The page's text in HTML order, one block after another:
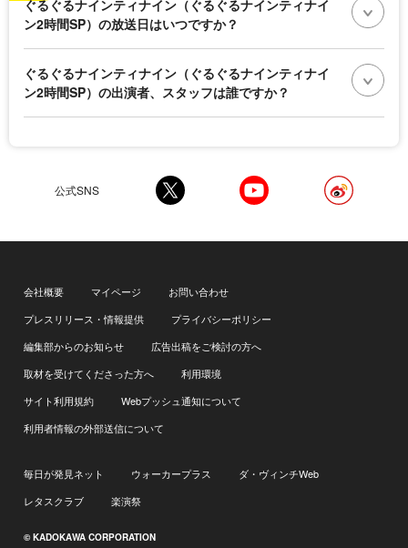
ぐるぐるナインティナイン（ぐるぐるナインティナイ
ン2時間SP）の放送日はいつですか？
ぐるぐるナインティナイン（ぐるぐるナインティナイ
ン2時間SP）の出演者、スタッフは誰ですか？
公式SNS
会社概要 マイページ
お問い合わせ
プレスリリース・情報提供
プライバシーポリシー
編集部からのお知らせ
広告出稿をご検討の方へ
取材を受けてくださった方へ
利用環境
サイト利用規約
Webプッシュ通知について
利用者情報の外部送信について
毎日が発見ネット ウォーカープラス
ダ・ヴィンチWeb
レタスクラブ
楽演祭
© KADOKAWA CORPORATION